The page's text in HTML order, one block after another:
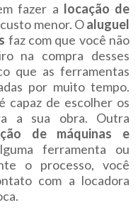
fazer a locação de
menor. Oaluguel
faz com que você não
na compra desses
que as ferramentas
por muito tempo.
capaz de escolher os
a sua obra. Outra
de máquinas e
ferramenta ou
o processo, você
com a locadora